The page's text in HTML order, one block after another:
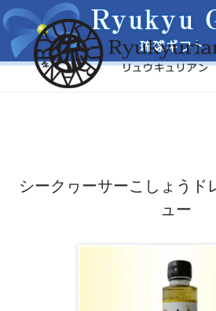
シークヮーサーこしょうド
ュー